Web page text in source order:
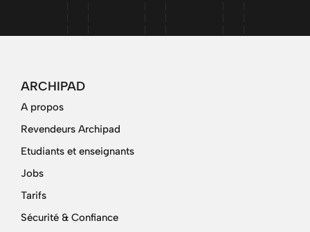
ARCHIPAD
A propos
Revendeurs Archipad
Etudiants et enseignants
Jobs
Tarifs
Sécurité & Confiance